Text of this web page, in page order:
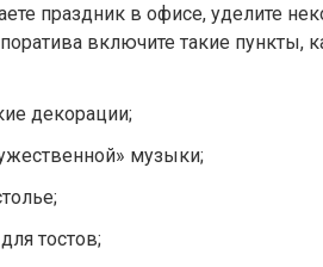
праздник в офисе, уделите
включите такие пункты,
декорации;
музыки;
тостов;